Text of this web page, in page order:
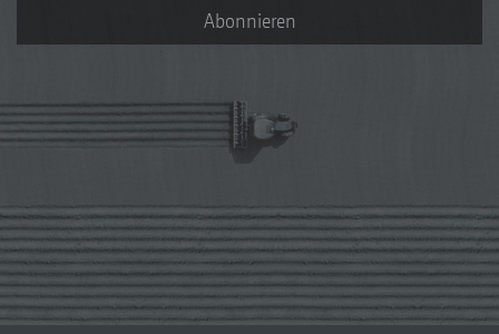
Abonnieren